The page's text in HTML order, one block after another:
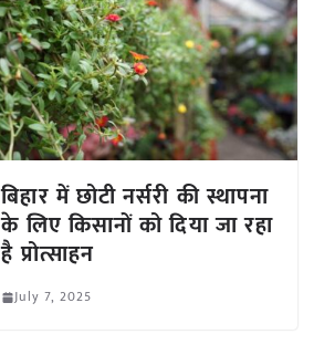
बिहार में छोटी नर्सरी की स्थापना
के लिए किसानों को दिया जा रहा
है प्रोत्साहन
July 7, 2025